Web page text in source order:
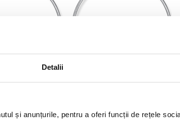
Detalii
și anunțurile, pentru a oferi funcții de rețele